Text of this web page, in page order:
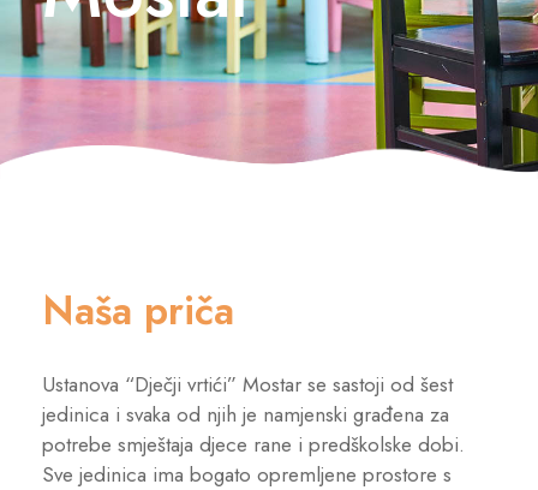
Naša priča
Ustanova “Dječji vrtići” Mostar se sastoji od šest
jedinica i svaka od njih je namjenski građena za
potrebe smještaja djece rane i predškolske dobi.
Sve jedinica ima bogato opremljene prostore s